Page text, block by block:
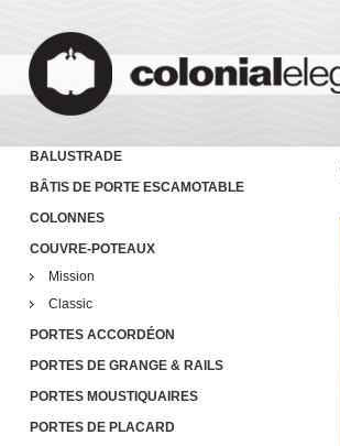
BALUSTRADE
BÂTIS DE PORTE ESCAMOTABLE
COLONNES
COUVRE-POTEAUX
Mission
Classic
PORTES ACCORDÉON
PORTES DE GRANGE & RAILS
PORTES MOUSTIQUAIRES
PORTES DE PLACARD